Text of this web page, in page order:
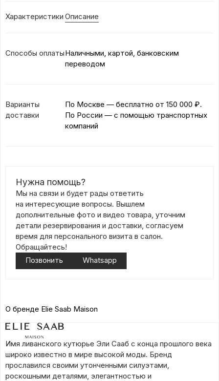
Характеристики Описание
Способы оплатыНаличными, картой, банковским
переводом
Варианты
доставки
По Москве — бесплатно от 150 000 ₽.
По России — с помощью транспортных
компаний
Нужна помощь?
Мы на связи и будет рады ответить
на интересующие вопросы. Вышлем
дополнительные фото и видео товара, уточним
детали резервирования и доставки, согласуем
время для персонального визита в салон.
Обращайтесь!
Позвонить
Whatsapp
О бренде Elie Saab Maison
Имя ливанского кутюрье Эли Сааб с конца прошлого века
широко известно в мире высокой моды. Бренд
прославился своими утонченными силуэтами,
роскошными деталями, элегантностью и